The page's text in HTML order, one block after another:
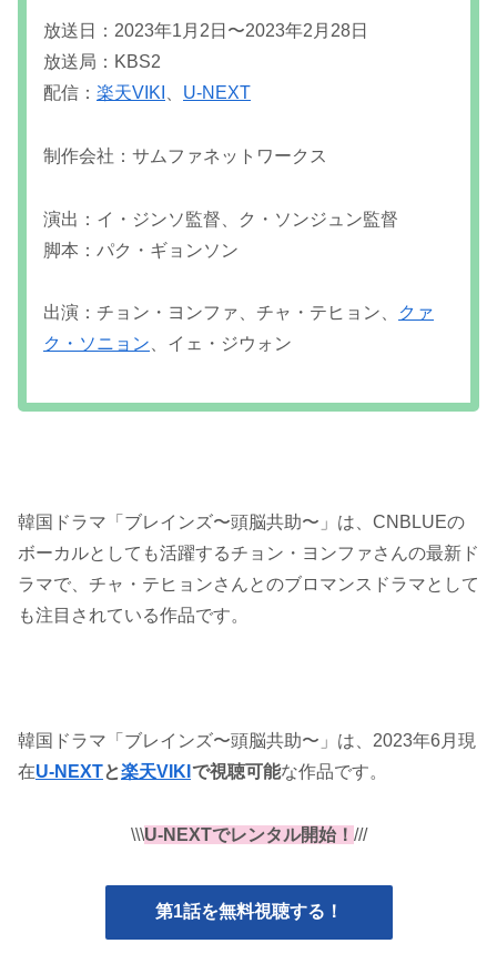
放送日：2023年1月2日〜2023年2月28日
放送局：KBS2
配信： 楽天VIKI U-NEXT
制作会社：サムファネットワークス
演出：イ・ジンソ監督、ク・ソンジュン監督
脚本：パク・ギョンソン
出演：チョン・ヨンファ、チャ・テヒョン、
クァ
ク・ソニョン 、イェ・ジウォン
韓国ドラマ「ブレインズ〜頭脳共助〜」は、CNBLUEの
ボーカルとしても活躍するチョン・ヨンファさんの最新ド
ラマで、チャ・テヒョンさんとのブロマンスドラマとして
も注目されている作品です。
韓国ドラマ「ブレインズ〜頭脳共助〜」は、2023年6月現
在U-NEXTと楽天VIKI で視聴可能な作品です。
\\\U-NEXTでレンタル開始！ ///
第1話を無料視聴する！